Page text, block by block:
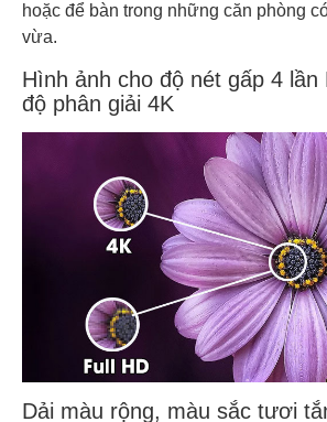
hoặc để bàn trong những căn phòng
vừa.
Hình ảnh cho độ nét gấp 4 lần
độ phân giải 4K
Dải màu rộng, màu sắc tươi